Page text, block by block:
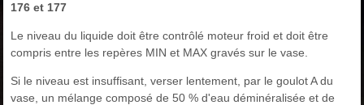
176 et 177
Le niveau du liquide doit être contrôlé moteur froid et doit être
compris entre les repères MIN et MAX gravés sur le vase.
Si le niveau est insuffisant, verser lentement, par le goulot A du
vase, un mélange composé de 50 % d'eau déminéralisée et de